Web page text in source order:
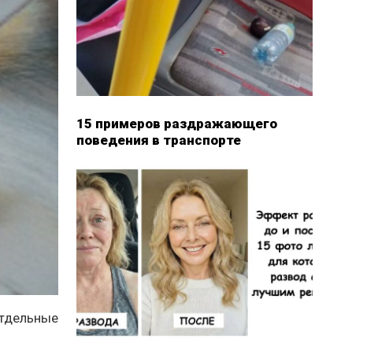
15 примеров раздражающего
поведения в транспорте